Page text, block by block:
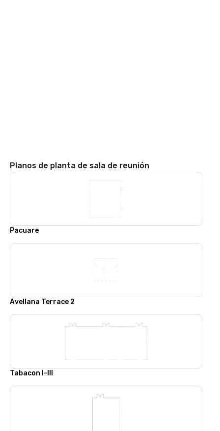
Planos de planta de sala de reunión
Pacuare
Avellana Terrace 2
Tabacon I-III